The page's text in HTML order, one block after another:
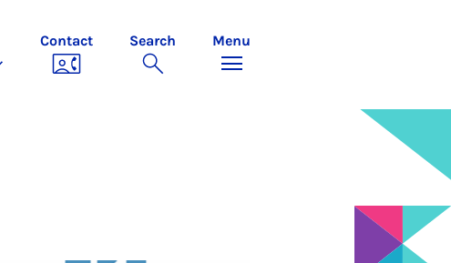
Contact Search Menu